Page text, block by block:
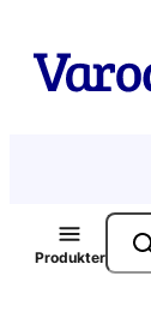
innhold
Produkter
Søk